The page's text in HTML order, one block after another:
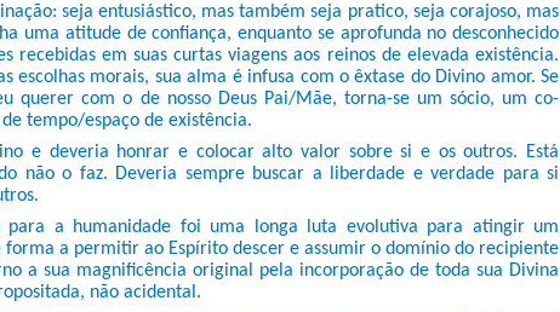
seja entusiástico, mas também seja pratico, seja corajoso, mas
uma atitude de confiança, enquanto se aprofunda no desconhecido
recebidas em suas curtas viagens aos reinos de elevada existência.
escolhas morais, sua alma é infusa com o êxtase do Divino amor. Se
querer com o de nosso Deus Pai/Mãe, torna-se um sócio, um co-
tempo/espaço de existência.
e deveria honrar e colocar alto valor sobre si e os outros. Está
não o faz. Deveria sempre buscar a liberdade e verdade para si
para a humanidade foi uma longa luta evolutiva para atingir um
forma a permitir ao Espírito descer e assumir o domínio do recipiente
a sua magnificência original pela incorporação de toda sua Divina
não acidental.